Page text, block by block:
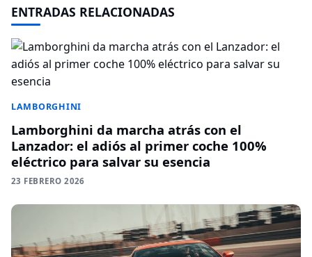
ENTRADAS RELACIONADAS
LAMBORGHINI
Lamborghini da marcha atrás con el
Lanzador: el adiós al primer coche 100%
eléctrico para salvar su esencia
23 FEBRERO 2026